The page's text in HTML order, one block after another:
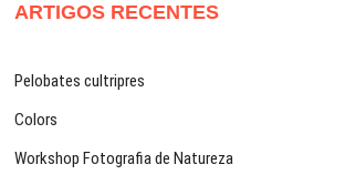
ARTIGOS RECENTES
Pelobates cultripres
Colors
Workshop Fotografia de Natureza